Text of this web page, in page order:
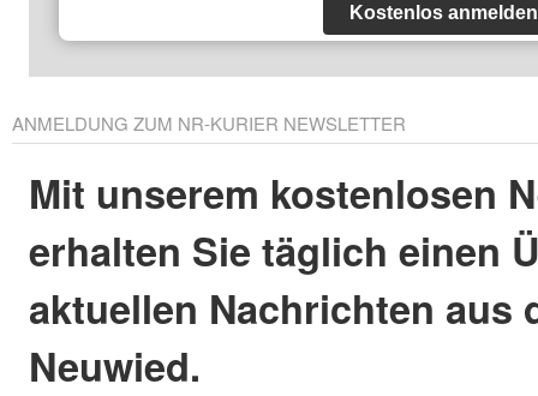
Kostenlos anmelden
ANMELDUNG ZUM NR-KURIER NEWSLETTER
Mit unserem kostenlosen
erhalten Sie täglich einen
aktuellen Nachrichten aus
Neuwied.